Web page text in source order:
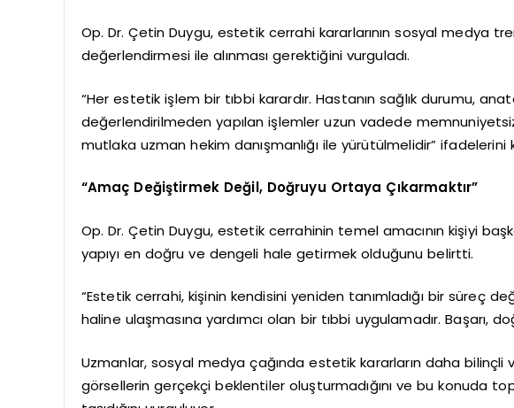
Op. Dr. Çetin Duygu, estetik cerrahi kararlarının sosyal medya
değerlendirmesi ile alınması gerektiğini vurguladı.
“Her estetik işlem bir tıbbi karardır. Hastanın sağlık durumu,
değerlendirilmeden yapılan işlemler uzun vadede
mutlaka uzman hekim danışmanlığı ile yürütülmelidir” ifadelerini
“Amaç Değiştirmek Değil, Doğruyu Ortaya Çıkarmaktır”
Op. Dr. Çetin Duygu, estetik cerrahinin temel amacının kişiyi
yapıyı en doğru ve dengeli hale getirmek olduğunu belirtti.
“Estetik cerrahi, kişinin kendisini yeniden tanımladığı bir süreç
haline ulaşmasına yardımcı olan bir tıbbi uygulamadır. Başarı,
Uzmanlar, sosyal medya çağında estetik kararların daha
görsellerin gerçekçi beklentiler oluşturmadığını ve bu konuda